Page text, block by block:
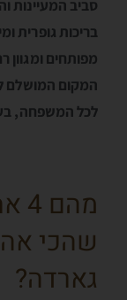
סביב המעיינות
בריכות גופרית
מפותחים
המקום המושלם
לכל המשפחה,
שהכי
גארדה?